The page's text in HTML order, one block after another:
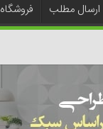
ارسال مطلب فروشگاه